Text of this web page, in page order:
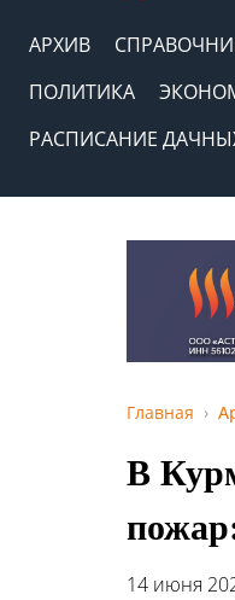
АРХИВ
ПОЛИТИКА
РАСПИСАНИЕ
Главная
В
14 июня